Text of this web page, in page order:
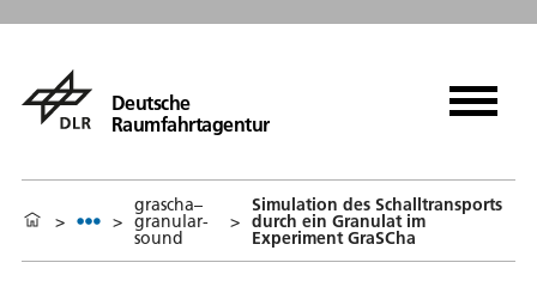
Deutsche
Raumfahrtagentur
> >
grascha–
granular-
sound
>
Simulation des Schalltransports
durch ein Granulat im
Experiment GraSCha